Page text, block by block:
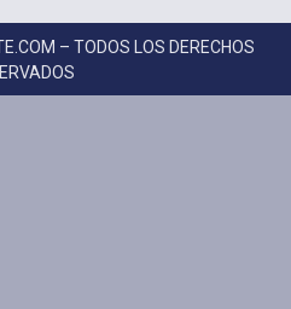
– TODOS LOS DERECHOS